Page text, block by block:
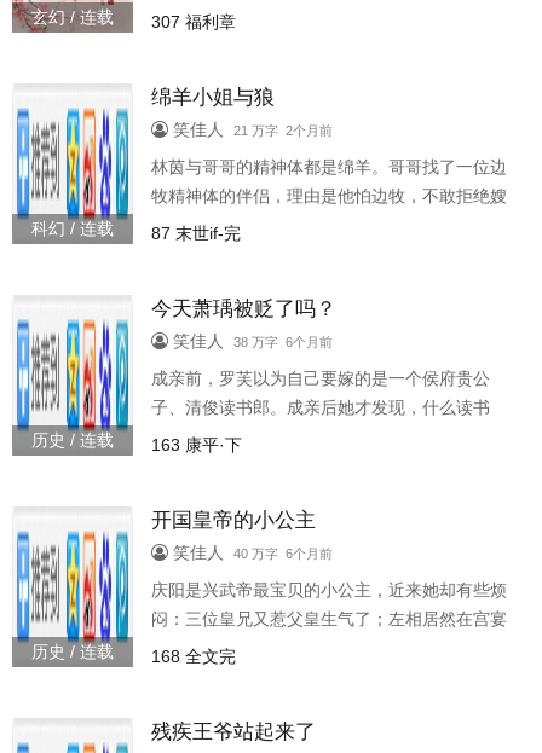
玄幻 / 连载
服了六年兵役的夫君，只听说他一身杀气，等闲
307 福利章
科幻 / 连载
绵羊小姐与狼
笑佳人 21 万字 2个月前
林茵与哥哥的精神体都是绵羊。哥哥找了一位边
牧精神体的伴侣，理由是他怕边牧，不敢拒绝嫂
子。林茵想，如果她要找伴侣，那一定是因为喜
追求林茵后，叶归翻开基地守则，第一条赫然写
着：禁止精神体物种歧视。·羊系小裁缝&狼系指
挥官。·未来架空背景，男主微强制。
87 末世if-完
历史 / 连载
今天萧瑀被贬了吗？
笑佳人 38 万字 6个月前
成亲前，罗芙以为自己要嫁的是一个侯府贵公
子、清俊读书郎。成亲后她才发现，什么读书
郎，这分明是个连皇帝都敢骂的铁头状元、毒舌
哄，萧瑀要被贬吃苦，她坚决留京享福！后人读
周史道：没有萧瑀，大周必然二世而亡，可没有
罗芙，萧瑀长七颗脑袋都不够砍！·婚后恋，日常
风。·架空古代，主配角思想都有一定的时代限
163 康平·下
历史 / 连载
开国皇帝的小公主
笑佳人 40 万字 6个月前
庆阳是兴武帝最宝贝的小公主，近来她却有些烦
闷：三位皇兄又惹父皇生气了；左相居然在宫宴
上说她坏话；因为不小心撞见张肃更衣，这人连
后才有亲密戏。·架空古代，主配角思想都有一定
168 全文完
残疾王爷站起来了